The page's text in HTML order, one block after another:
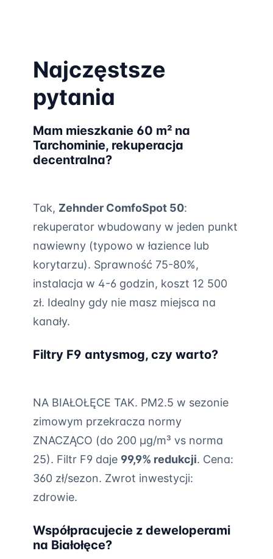
Najczęstsze
pytania
Mam mieszkanie 60 m² na
Tarchominie, rekuperacja
decentralna?
Tak, Zehnder ComfoSpot 50:
rekuperator wbudowany w jeden punkt
nawiewny (typowo w łazience lub
korytarzu). Sprawność 75-80%,
instalacja w 4-6 godzin, koszt 12 500
zł. Idealny gdy nie masz miejsca na
kanały.
Filtry F9 antysmog, czy warto?
NA BIAŁOŁĘCE TAK. PM2.5 w sezonie
zimowym przekracza normy
ZNACZĄCO (do 200 µg/m³ vs norma
25). Filtr F9 daje 99,9% redukcji. Cena:
360 zł/sezon. Zwrot inwestycji:
zdrowie.
Współpracujecie z deweloperami
na Białołęce?